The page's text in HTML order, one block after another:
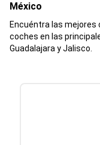
México
Encuéntra las mejores
coches en las
Guadalajara y Jalisco.